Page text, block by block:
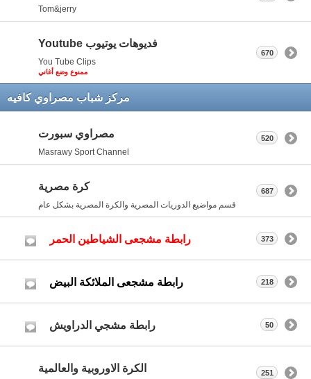
Tom&jerry
فديوهات يوتيوب Youtube
You Tube Clips
ممنوع وضع أغاني
670
مركز شباب مصراوي كافيه
مصراوي سبورت
Masrawy Sport Channel
520
كرة مصرية
قسم مواضيع الدوريات المصرية والكرة المصرية بشكل عام
687
رابطة مشجعى الشياطين الحمر 373
رابطة مشجعى الملائكة البيض 218
رابطة مشجي الدراويش 50
الكرة الاوروبية والعالمية 251